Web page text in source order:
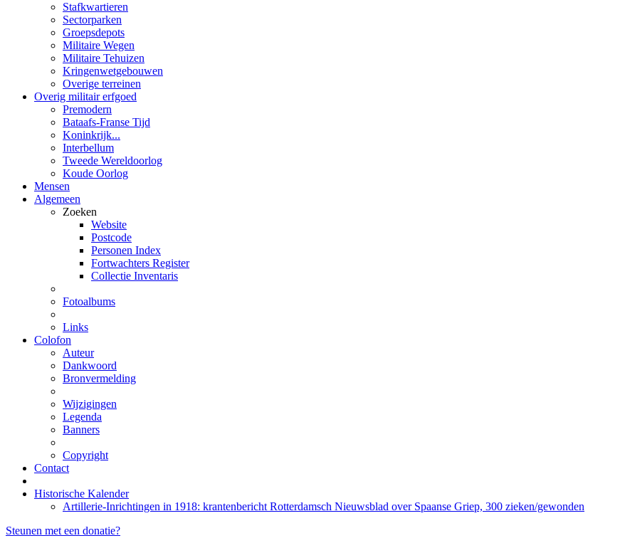
Stafkwartieren
Sectorparken
Groepsdepots
Militaire Wegen
Militaire Tehuizen
Kringenwetgebouwen
Overige terreinen
Overig militair erfgoed
Premodern
Bataafs-Franse Tijd
Koninkrijk...
Interbellum
Tweede Wereldoorlog
Koude Oorlog
Mensen
Algemeen
Zoeken
Website
Postcode
Personen Index
Fortwachters Register
Collectie Inventaris
Fotoalbums
Links
Colofon
Auteur
Dankwoord
Bronvermelding
Wijzigingen
Legenda
Banners
Copyright
Contact
Historische Kalender
Artillerie-Inrichtingen in 1918: krantenbericht Rotterdamsch Nieuwsblad over Spaanse Griep, 300 zieken/gewonden
Steunen met een donatie?